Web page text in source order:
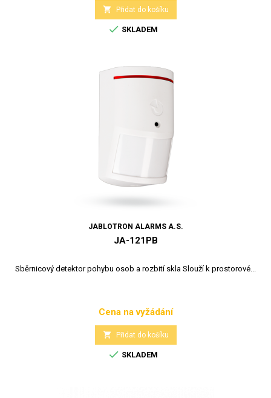
 Přidat do košíku
 SKLADEM
JABLOTRON ALARMS A.S.
JA-121PB
Sběrnicový detektor pohybu osob a rozbití skla Slouží k prostorové...
Cena
Cena na vyžádání
 Přidat do košíku
 SKLADEM